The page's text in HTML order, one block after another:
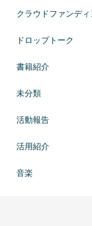
クラウドファンデ
ドロップトーク
書籍紹介
未分類
活動報告
活用紹介
音楽